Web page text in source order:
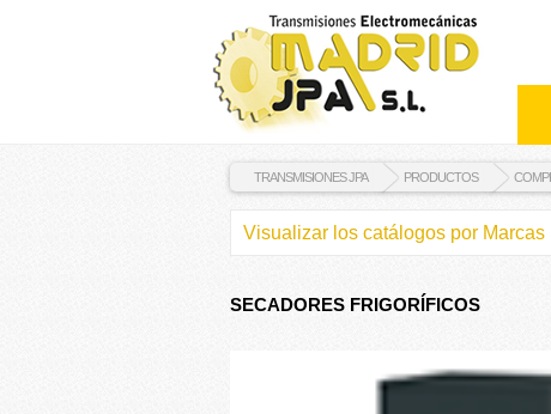
TRANSMISIONES JPA PRODUCTOS
Visualizar los catálogos por Marcas
SECADORES FRIGORÍFICOS